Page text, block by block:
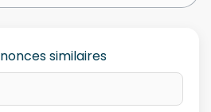
similaires